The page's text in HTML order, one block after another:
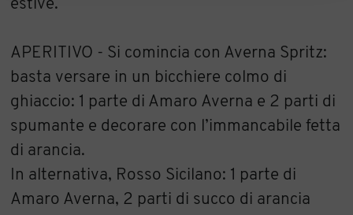
estive.
APERITIVO - Si comincia con Averna Spritz:
basta versare in un bicchiere colmo di
ghiaccio: 1 parte di Amaro Averna e 2 parti di
spumante e decorare con l’immancabile fetta
di arancia.
In alternativa, Rosso Sicilano: 1 parte di
Amaro Averna, 2 parti di succo di arancia